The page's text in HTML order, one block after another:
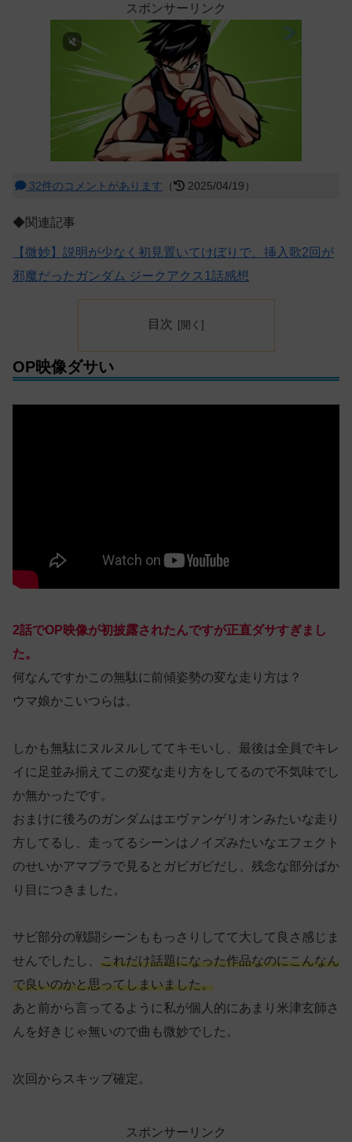
スポンサーリンク
32件のコメントがあります （ 2025/04/19）
◆関連記事
【微妙】説明が少なく初見置いてけぼりで、挿入歌2回が
邪魔だったガンダム ジークアクス1話感想
目次
OP映像ダサい
2話でOP映像が初披露されたんですが正直ダサすぎまし
た。
何なんですかこの無駄に前傾姿勢の変な走り方は？
ウマ娘かこいつらは。
しかも無駄にヌルヌルしててキモいし、最後は全員でキレ
イに足並み揃えてこの変な走り方をしてるので不気味でし
か無かったです。
おまけに後ろのガンダムはエヴァンゲリオンみたいな走り
方してるし、走ってるシーンはノイズみたいなエフェクト
のせいかアマプラで見るとガビガビだし、残念な部分ばか
り目につきました。
サビ部分の戦闘シーンももっさりしてて大して良さ感じま
せんでしたし、 これだけ話題になった作品なのにこんなん
で良いのかと思ってしまいました。
あと前から言ってるように私が個人的にあまり米津玄師さ
んを好きじゃ無いので曲も微妙でした。
次回からスキップ確定。
スポンサーリンク